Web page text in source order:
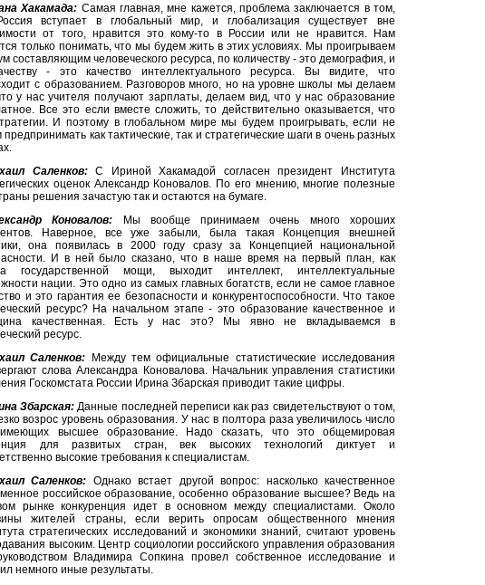
Хакамада: Самая главная, мне кажется, проблема заключается в том,
вступает в глобальный мир, и глобализация существует вне
от того, нравится это кому-то в России или не нравится. Нам
только понимать, что мы будем жить в этих условиях. Мы проигрываем
составляющим человеческого ресурса, по количеству - это демография, и
- это качество интеллектуального ресурса. Вы видите, что
с образованием. Разговоров много, но на уровне школы мы делаем
у нас учителя получают зарплаты, делаем вид, что у нас образование
Все это если вместе сложить, то действительно оказывается, что
И поэтому в глобальном мире мы будем проигрывать, если не
предпринимать как тактические, так и стратегические шаги в очень разных
Саленков:С Ириной Хакамадой согласен президент Института
оценок Александр Коновалов. По его мнению, многие полезные
решения зачастую так и остаются на бумаге.
Коновалов: Мы вообще принимаем очень много хороших
Наверное, все уже забыли, была такая Концепция внешней
она появилась в 2000 году сразу за Концепцией национальной
И в ней было сказано, что в наше время на первый план, как
государственной мощи, выходит интеллект, интеллектуальные
нации. Это одно из самых главных богатств, если не самое главное
и это гарантия ее безопасности и конкурентоспособности. Что такое
ресурс? На начальном этапе - это образование качественное и
качественная. Есть у нас это? Мы явно не вкладываемся в
ресурс.
Саленков: Между тем официальные статистические исследования
слова Александра Коновалова. Начальник управления статистики
Госкомстата России Ирина Збарская приводит такие цифры.
Збарская: Данные последней переписи как раз свидетельствуют о том,
возрос уровень образования. У нас в полтора раза увеличилось число
высшее образование. Надо сказать, что это общемировая
для развитых стран, век высоких технологий диктует и
высокие требования к специалистам.
Саленков: Однако встает другой вопрос: насколько качественное
российское образование, особенно образование высшее? Ведь на
рынке конкуренция идет в основном между специалистами. Около
жителей страны, если верить опросам общественного мнения
стратегических исследований и экономики знаний, считают уровень
высоким. Центр социологии российского управления образования
Владимира Сопкина провел собственное исследование и
немного иные результаты.